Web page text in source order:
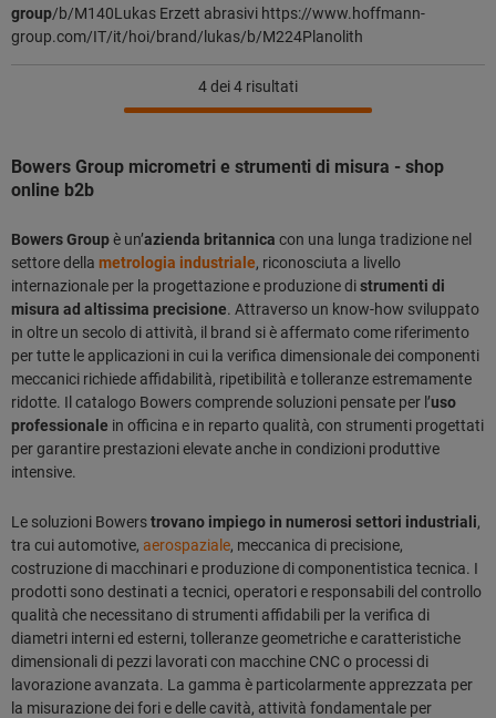
group/b/M140⁣Lukas Erzett abrasivi https://www.hoffmann-
group.com/IT/it/hoi/brand/lukas/b/M224⁣Planolith
4dei 4 risultati
Bowers Group micrometri e strumenti di misura - shop
online b2b
Bowers Groupè un’azienda britannica con una lunga tradizione nel
settore della metrologia industriale, riconosciuta a livello
internazionale per la progettazione e produzione distrumenti di
misura ad altissima precisione. Attraverso un know-how sviluppato
in oltre un secolo di attività, il brand si è affermato come riferimento
per tutte le applicazioni in cui la verifica dimensionale dei componenti
meccanici richiede affidabilità, ripetibilità e tolleranze estremamente
ridotte. Il catalogo Bowers comprende soluzioni pensate per l’uso
professionale in officina e in reparto qualità, con strumenti progettati
per garantire prestazioni elevate anche in condizioni produttive
intensive.
Le soluzioni Bowerstrovano impiego in numerosi settori industriali,
tra cui automotive, aerospaziale, meccanica di precisione,
costruzione di macchinari e produzione di componentistica tecnica. I
prodotti sono destinati a tecnici, operatori e responsabili del controllo
qualità che necessitano di strumenti affidabili per la verifica di
diametri interni ed esterni, tolleranze geometriche e caratteristiche
dimensionali di pezzi lavorati con macchine CNC o processi di
lavorazione avanzata. La gamma è particolarmente apprezzata per
la misurazione dei fori e delle cavità, attività fondamentale per